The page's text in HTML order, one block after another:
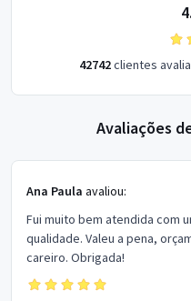
42742clientes
Avaliações
Ana Paula avaliou:
Fui muito bem atendida com
qualidade. Valeu a pena,
careiro. Obrigada!